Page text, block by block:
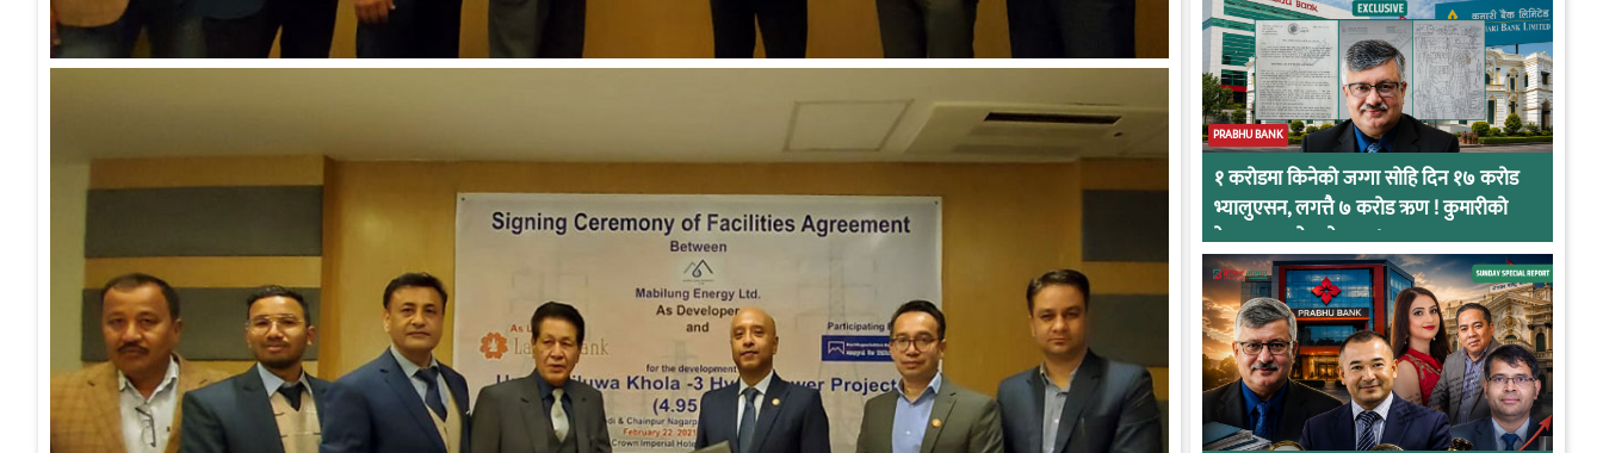
PRABHU BANK
१ करोडमा किनेको जग्गा सोहि दिन १७ करोड
भ्यालुएसन, लगत्तै ७ करोड ऋण ! कुमारीको
केसमा प्रभुको कनेक्सन !